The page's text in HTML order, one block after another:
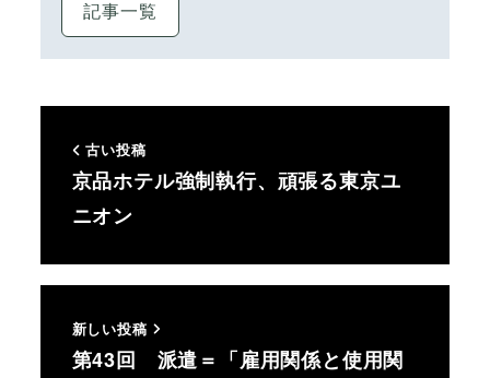
記事一覧
古い投稿
京品ホテル強制執行、頑張る東京ユ
ニオン
新しい投稿
第43回 派遣＝「雇用関係と使用関